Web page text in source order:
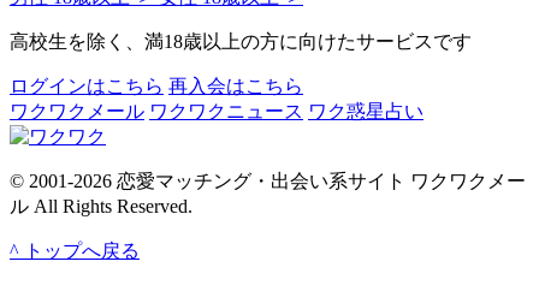
高校生を除く、満18歳以上の方に向けたサービスです
ログインはこちら 再入会はこちら
ワクワクメール ワクワクニュース ワク惑星占い
© 2001-2026 恋愛マッチング・出会い系サイト ワクワクメー
ル All Rights Reserved.
^ トップへ戻る